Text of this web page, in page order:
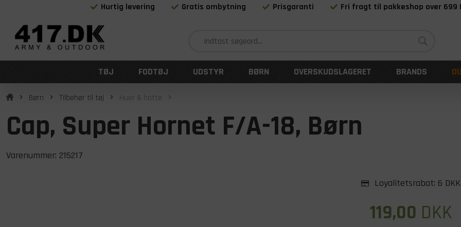
Hurtig levering Gratis ombytning Prisgaranti Fri fragt til pakkeshop over 699
TØJ FODTØJ UDSTYR BØRN OVERSKUDSLAGERET BRANDS
Børn Tilbehør til tøj Huer & hatte
Cap, Super Hornet F/A-18, Børn
Varenummer: 215217
Loyalitetsrabat: 6 DKK
119,00 DKK